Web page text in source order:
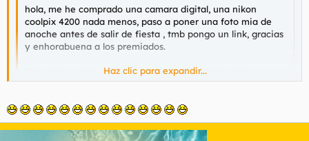
hola, me he comprado una camara digital, una nikon
coolpix 4200 nada menos, paso a poner una foto mia de
anoche antes de salir de fiesta , tmb pongo un link, gracias
y enhorabuena a los premiados.
https://www.pias.com/videos/therealtuesdayweld-
bathtime.wmv
Tu madre sale muy favorecida "felicidades"
Haz clic para expandir...